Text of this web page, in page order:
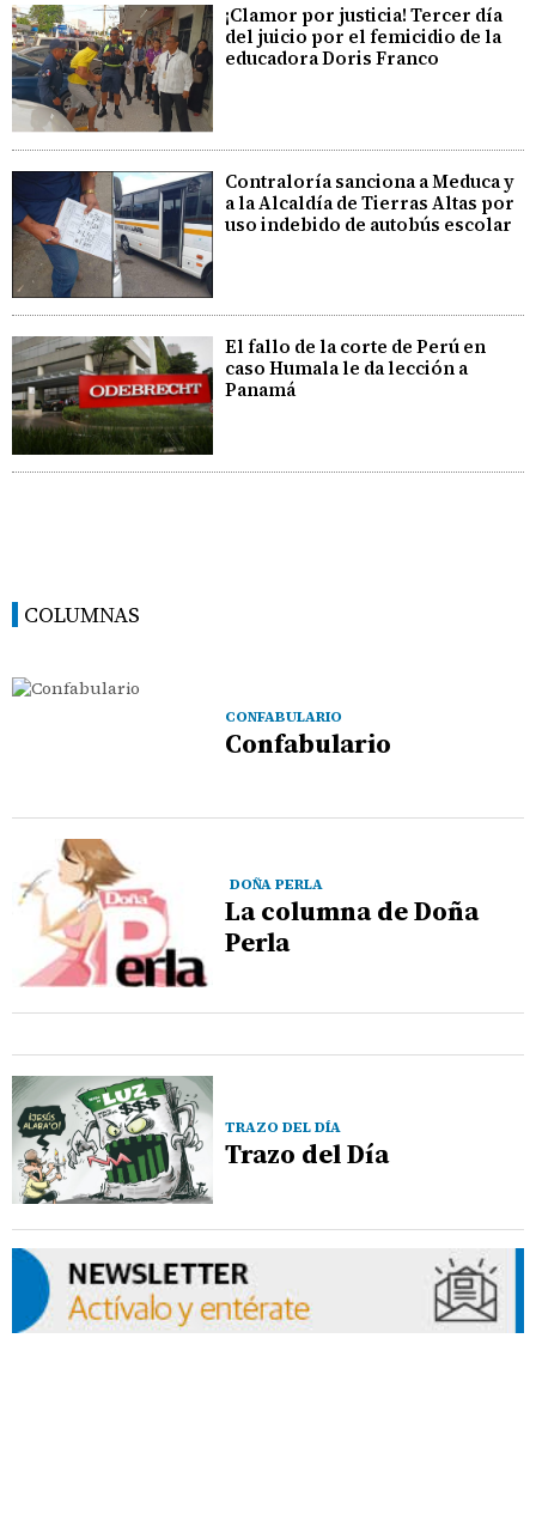
¡Clamor por justicia! Tercer día
del juicio por el femicidio de la
educadora Doris Franco
Contraloría sanciona a Meduca y
a la Alcaldía de Tierras Altas por
uso indebido de autobús escolar
El fallo de la corte de Perú en
caso Humala le da lección a
Panamá
COLUMNAS
CONFABULARIO
Confabulario
DOÑA PERLA
La columna de Doña
Perla
TRAZO DEL DÍA
Trazo del Día